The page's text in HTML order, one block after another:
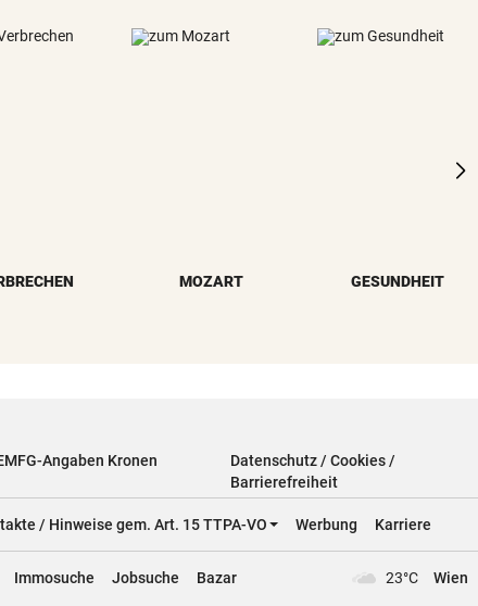
MOZART GESUNDHEIT
Angaben Kronen
Datenschutz / Cookies /
Barrierefreiheit
/ Hinweise gem. Art. 15 TTPA-VO Werbung Karriere
Immosuche Jobsuche Bazar 23°C Wien